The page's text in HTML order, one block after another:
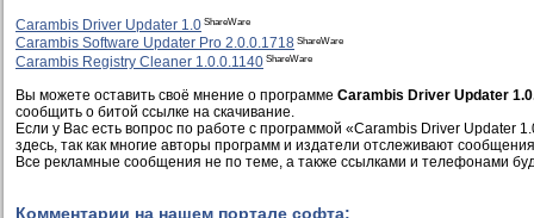
Carambis Driver Updater 1.0 ShareWare
Carambis Software Updater Pro 2.0.0.1718 ShareWare
Carambis Registry Cleaner 1.0.0.1140 ShareWare
Вы можете оставить своё мнение о программе Carambis Driver Updater
сообщить о битой ссылке на скачивание.
Если у Вас есть вопрос по работе с программой «Carambis Driver Updater
здесь, так как многие авторы программ и издатели отслеживают
Все рекламные сообщения не по теме, а также ссылками и телефонами
Комментарии на нашем портале софта: